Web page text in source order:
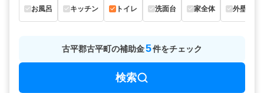
お風呂 キッチン トイレ 洗面台 家全体 外壁
古平郡古平町の補助金5件をチェック
検索